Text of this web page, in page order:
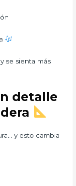
se sienta más
detalle
y esto cambia